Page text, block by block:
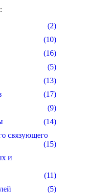
(2)
(10)
(16)
(5)
(13)
(17)
(9)
(14)
связующего
(15)
и
(11)
(5)